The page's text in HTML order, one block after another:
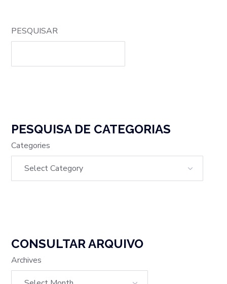
PESQUISAR
PESQUISA DE CATEGORIAS
Categories
CONSULTAR ARQUIVO
Archives